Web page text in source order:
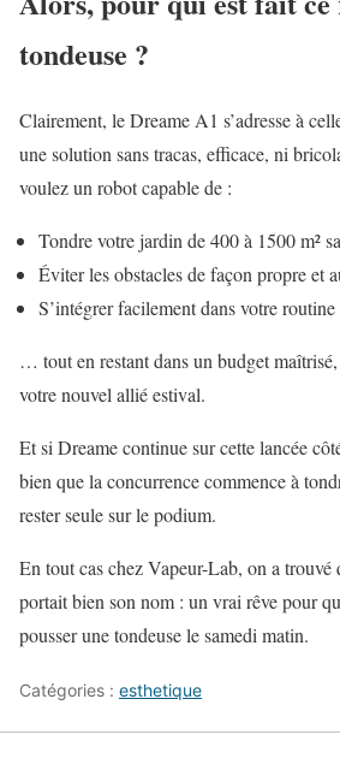
tondeuse ?
Clairement, le Dreame A1 s’adresse à
une solution sans tracas, efficace, ni
voulez un robot capable de :
Tondre votre jardin de 400 à 1500 m²
Éviter les obstacles de façon propre et
S’intégrer facilement dans votre
… tout en restant dans un budget
votre nouvel allié estival.
Et si Dreame continue sur cette lancée
bien que la concurrence commence à
rester seule sur le podium.
En tout cas chez Vapeur-Lab, on a trouvé
portait bien son nom : un vrai rêve pour
pousser une tondeuse le samedi matin.
Catégories : esthetique